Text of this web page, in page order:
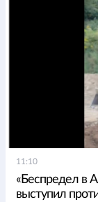
11:10
«Беспредел в
выступил